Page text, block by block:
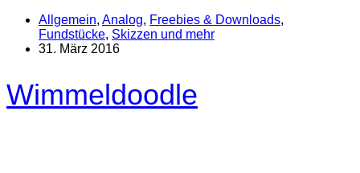
Allgemein, Analog, Freebies & Downloads,
Fundstücke, Skizzen und mehr
31. März 2016
Wimmeldoodle